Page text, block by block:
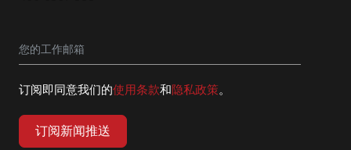
订阅即同意我们的使用条款和隐私政策。
订阅新闻推送